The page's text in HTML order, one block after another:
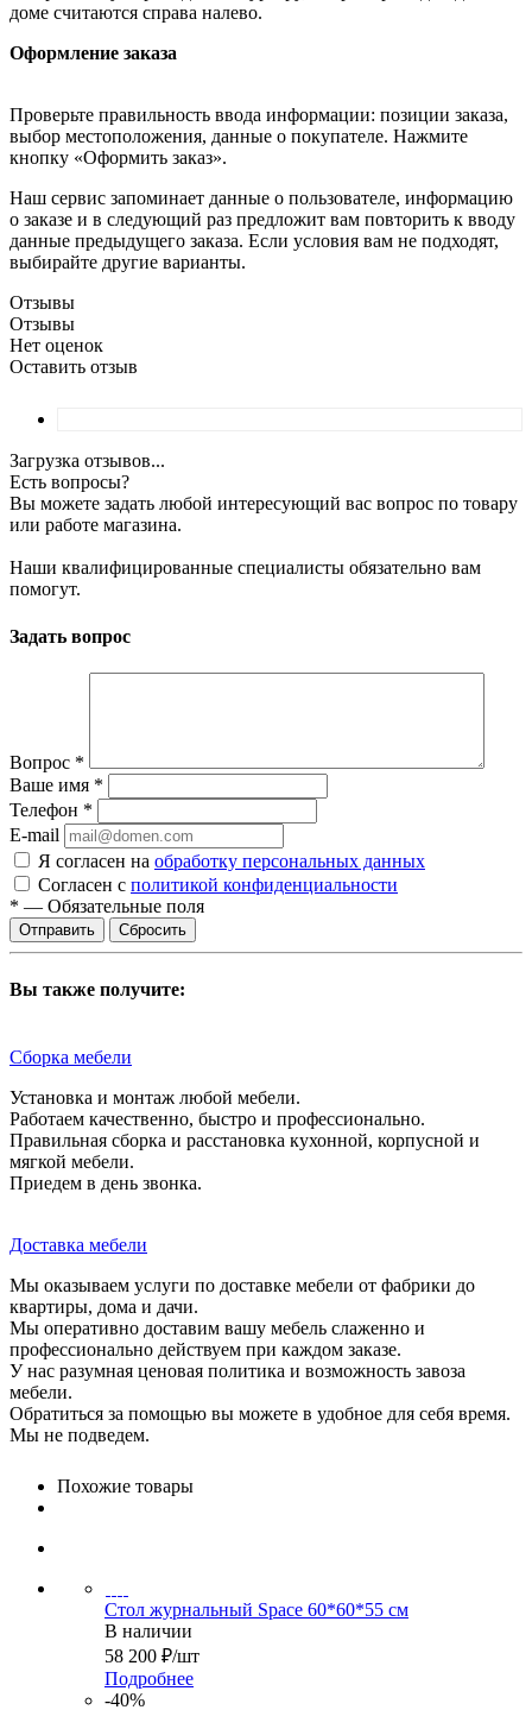
доме считаются справа налево.
Оформление заказа
Проверьте правильность ввода информации: позиции заказа,
выбор местоположения, данные о покупателе. Нажмите
кнопку «Оформить заказ».
Наш сервис запоминает данные о пользователе, информацию
о заказе и в следующий раз предложит вам повторить к вводу
данные предыдущего заказа. Если условия вам не подходят,
выбирайте другие варианты.
Отзывы
Отзывы
Нет оценок
Оставить отзыв
Загрузка отзывов...
Есть вопросы?
Вы можете задать любой интересующий вас вопрос по товару
или работе магазина.
Наши квалифицированные специалисты обязательно вам
помогут.
Задать вопрос
Вопрос *
Ваше имя *
Телефон *
E-mail
Я согласен на обработку персональных данных
Согласен с политикой конфиденциальности
* — Обязательные поля
Сбросить
Вы также получите:
Сборка мебели
Установка и монтаж любой мебели.
Работаем качественно, быстро и профессионально.
Правильная сборка и расстановка кухонной, корпусной и
мягкой мебели.
Приедем в день звонка.
Доставка мебели
Мы оказываем услуги по доставке мебели от фабрики до
квартиры, дома и дачи.
Мы оперативно доставим вашу мебель слаженно и
профессионально действуем при каждом заказе.
У нас разумная ценовая политика и возможность завоза
мебели.
Обратиться за помощью вы можете в удобное для себя время.
Мы не подведем.
Похожие товары
Стол журнальный Space 60*60*55 см
В наличии
58 200 ₽/шт
Подробнее
-40%